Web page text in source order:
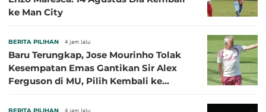
ke Man City
BERITA PILIHAN 4 jam lalu
Baru Terungkap, Jose Mourinho Tolak
Kesempatan Emas Gantikan Sir Alex
Ferguson di MU, Pilih Kembali ke